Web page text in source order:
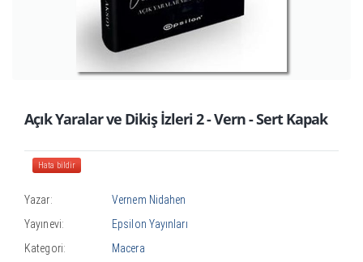
Açık Yaralar ve Dikiş İzleri 2 - Vern - Sert Kapak
Hata bildir
Yazar:
Vernem Nidahen
Yayınevi:
Epsilon Yayınları
Kategori:
Macera